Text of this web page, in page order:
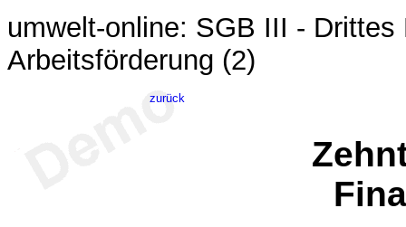
umwelt-online: SGB III -
Arbeitsförderung (2)
zurück